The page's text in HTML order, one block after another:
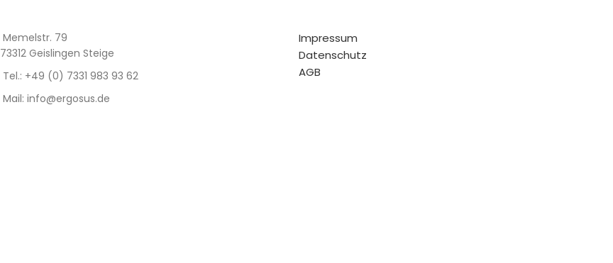
Memelstr. 79
73312 Geislingen Steige
Tel.: +49 (0) 7331 983 93 62
Mail: info@ergosus.de
Impressum
Datenschutz
AGB